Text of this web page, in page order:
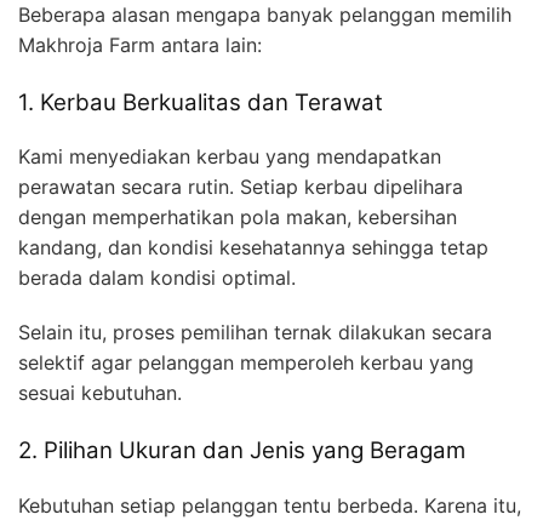
Beberapa alasan mengapa banyak pelanggan memilih
Makhroja Farm antara lain:
1. Kerbau Berkualitas dan Terawat
Kami menyediakan kerbau yang mendapatkan
perawatan secara rutin. Setiap kerbau dipelihara
dengan memperhatikan pola makan, kebersihan
kandang, dan kondisi kesehatannya sehingga tetap
berada dalam kondisi optimal.
Selain itu, proses pemilihan ternak dilakukan secara
selektif agar pelanggan memperoleh kerbau yang
sesuai kebutuhan.
2. Pilihan Ukuran dan Jenis yang Beragam
Kebutuhan setiap pelanggan tentu berbeda. Karena itu,